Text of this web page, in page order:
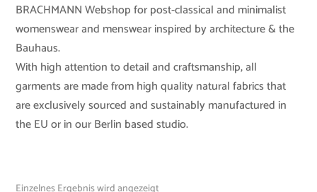
BRACHMANN Webshop for post-classical and minimalist
womenswear and menswear inspired by architecture & the
Bauhaus.
With high attention to detail and craftsmanship, all
garments are made from high quality natural fabrics that
are exclusively sourced and sustainably manufactured in
the EU or in our Berlin based studio.